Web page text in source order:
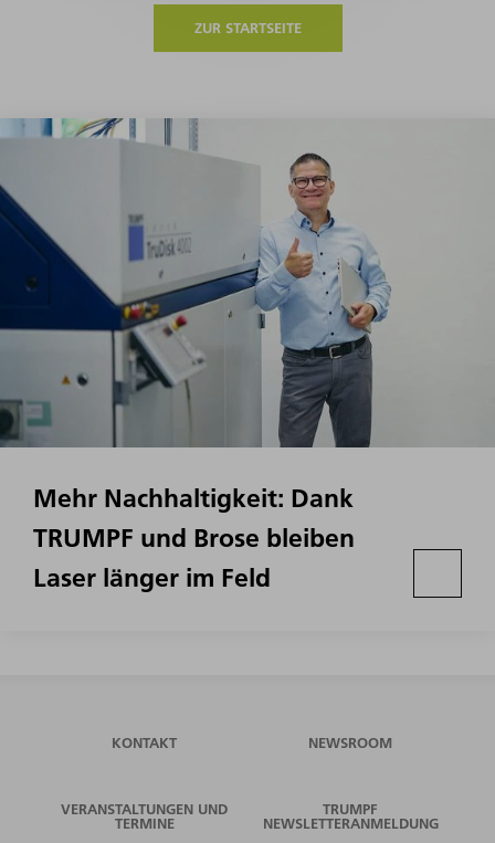
ZUR STARTSEITE
Mehr Nachhaltigkeit: Dank
TRUMPF und Brose bleiben
Laser länger im Feld
KONTAKT NEWSROOM
VERANSTALTUNGEN UND
TERMINE
TRUMPF
NEWSLETTERANMELDUNG